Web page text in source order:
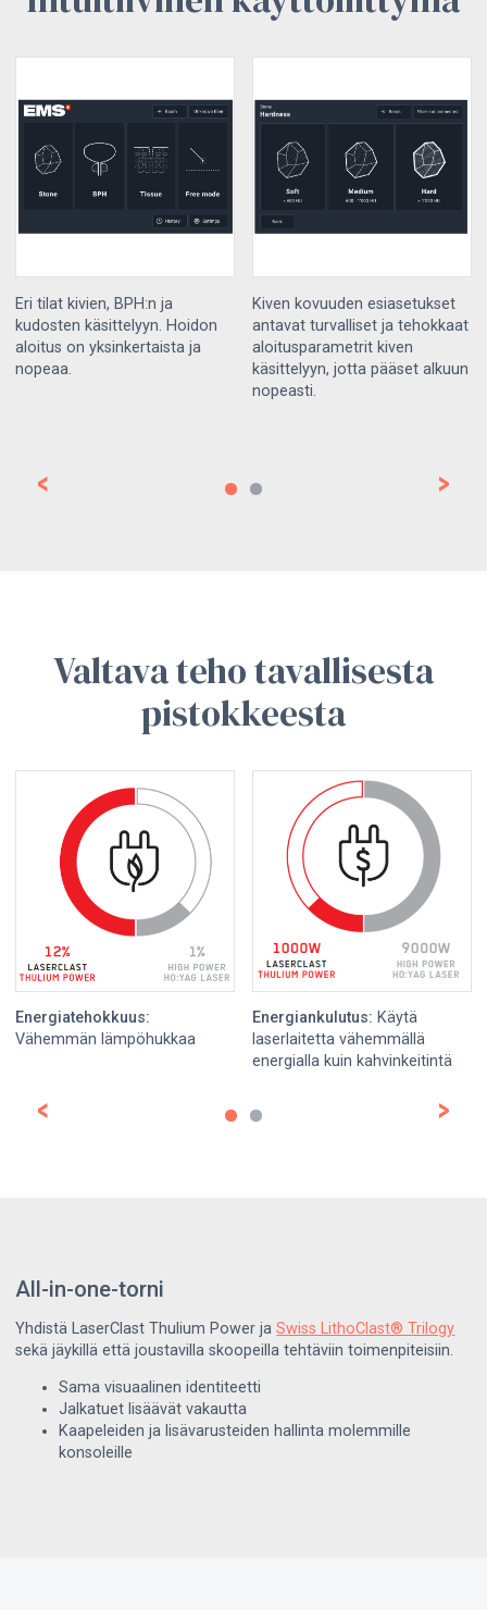
Eri tilat kivien, BPH:n ja
kudosten käsittelyyn. Hoidon
aloitus on yksinkertaista ja
nopeaa.
Kiven kovuuden esiasetukset
antavat turvalliset ja tehokkaat
aloitusparametrit kiven
käsittelyyn, jotta pääset alkuun
nopeasti.
Valtava teho tavallisesta
pistokkeesta
Energiatehokkuus:
Vähemmän lämpöhukkaa
Energiankulutus: Käytä
laserlaitetta vähemmällä
energialla kuin kahvinkeitintä
All-in-one-torni
Yhdistä LaserClast Thulium Power jaSwiss LithoClast® Trilogy
sekä jäykillä että joustavilla skoopeilla tehtäviin toimenpiteisiin.
Sama visuaalinen identiteetti
Jalkatuet lisäävät vakautta
Kaapeleiden ja lisävarusteiden hallinta molemmille
konsoleille